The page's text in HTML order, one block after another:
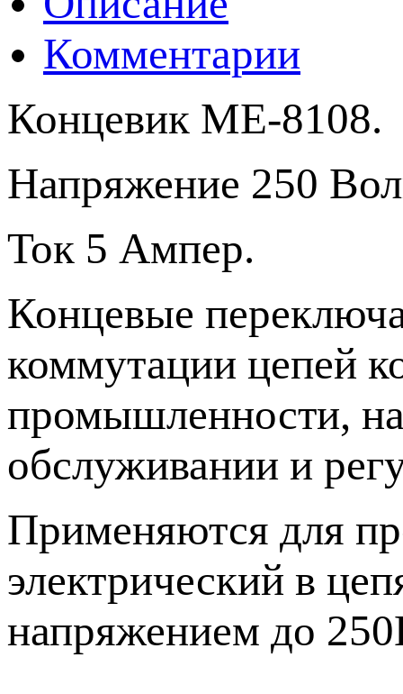
Комментарии
Концевик ME-8108.
Напряжение 250
Ток 5 Ампер.
Концевые
коммутации цепей
промышленности,
обслуживании и
Применяются для
электрический в
напряжением до